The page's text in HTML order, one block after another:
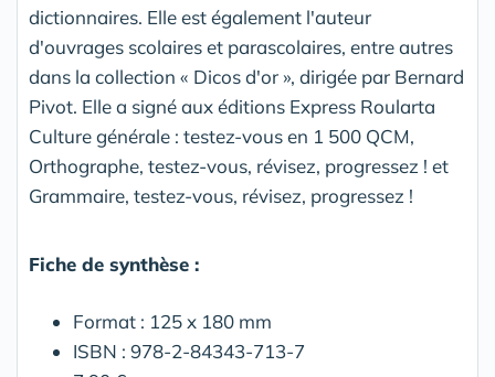
dictionnaires. Elle est également l'auteur
d'ouvrages scolaires et parascolaires, entre autres
dans la collection « Dicos d'or », dirigée par Bernard
Pivot. Elle a signé aux éditions Express Roularta
Culture générale : testez-vous en 1 500 QCM,
Orthographe, testez-vous, révisez, progressez ! et
Grammaire, testez-vous, révisez, progressez !
Fiche de synthèse :
Format : 125 x 180 mm
ISBN : 978-2-84343-713-7